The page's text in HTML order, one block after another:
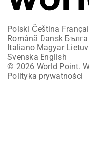
Polski Čeština
Română Dansk
Italiano Magyar
Svenska English
© 2026 World Point.
Polityka prywatności